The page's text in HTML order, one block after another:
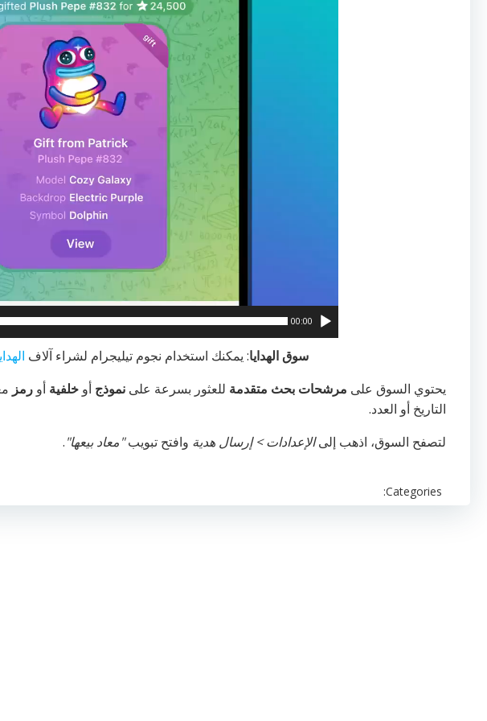
00:00
سوق الهدايا: يمكنك استخدام نجوم تيليجرام لشراء آلاف
يحتوي السوق على مرشحات بحث متقدمة للعثور بسرعة على نموذج أو خلفية أو رمز
التاريخ أو العدد.
لتصفح السوق، اذهب إلىالإعدادات > إرسال هدية وافتح تبويب"معاد بيعها".
Categories: